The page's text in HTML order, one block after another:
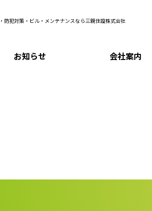
防犯対策・ビル・メンテナンスなら三親住設株式会社
お知らせ 会社案内